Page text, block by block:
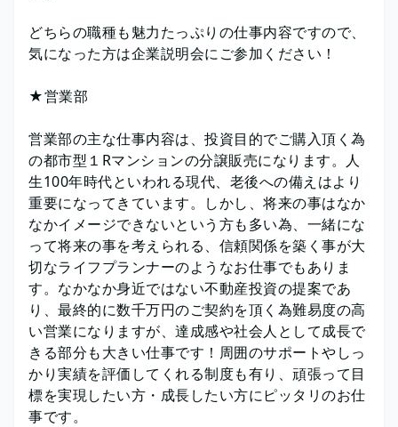
どちらの職種も魅力たっぷりの仕事内容ですので、
気になった方は企業説明会にご参加ください！
★営業部
営業部の主な仕事内容は、投資目的でご購入頂く為
の都市型１Rマンションの分譲販売になります。人
生100年時代といわれる現代、老後への備えはより
重要になってきています。しかし、将来の事はなか
なかイメージできないという方も多い為、一緒にな
って将来の事を考えられる、信頼関係を築く事が大
切なライフプランナーのようなお仕事でもありま
す。なかなか身近ではない不動産投資の提案であ
り、最終的に数千万円のご契約を頂く為難易度の高
い営業になりますが、達成感や社会人として成長で
きる部分も大きい仕事です！周囲のサポートやしっ
かり実績を評価してくれる制度も有り、頑張って目
標を実現したい方・成長したい方にピッタリのお仕
事です。